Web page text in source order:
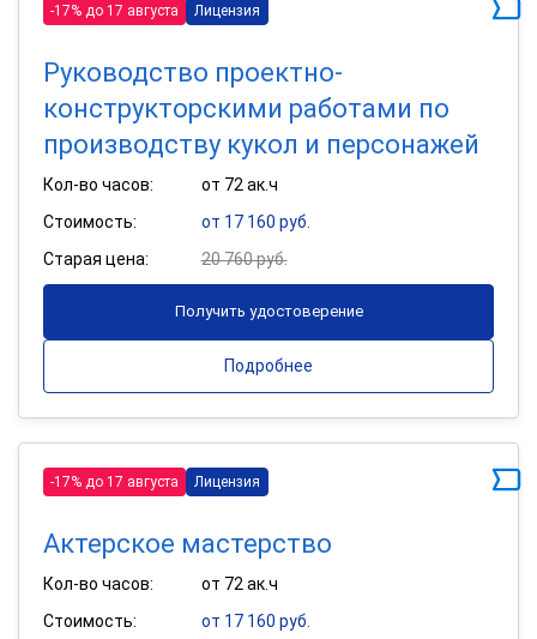
-17% до 17 августа Лицензия
Руководство проектно-
конструкторскими работами по
производству кукол и персонажей
Кол-во часов:
от 72 ак.ч
Стоимость:
от 17 160 руб.
Старая цена:
20 760 руб.
Получить удостоверение
Подробнее
-17% до 17 августа Лицензия
Актерское мастерство
Кол-во часов:
от 72 ак.ч
Стоимость:
от 17 160 руб.